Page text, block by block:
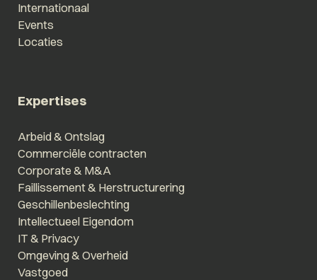
Internationaal
Events
Locaties
Expertises
Arbeid & Ontslag
Commerciële contracten
Corporate & M&A
Faillissement & Herstructurering
Geschillenbeslechting
Intellectueel Eigendom
IT & Privacy
Omgeving & Overheid
Vastgoed